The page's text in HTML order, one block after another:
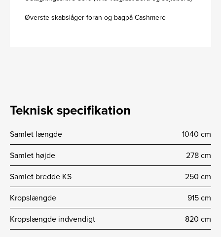
Øverste skabslåger foran og bagpå Cashmere
Teknisk specifikation
Samlet længde
1040 cm
Samlet højde
278 cm
Samlet bredde KS
250 cm
Kropslængde
915 cm
Kropslængde indvendigt
820 cm